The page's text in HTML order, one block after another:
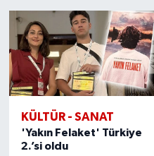
KÜLTÜR - SANAT
'Yakın Felaket' Türkiye
2.’si oldu